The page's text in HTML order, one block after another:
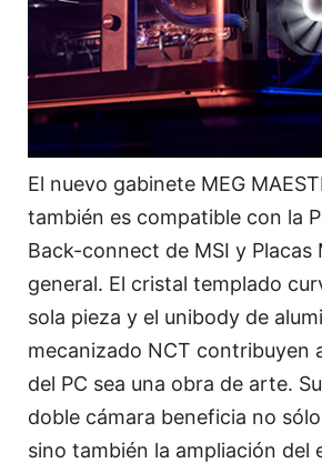
El nuevo gabinete MEG
también es compatible con la
Back-connect de MSI y Placas
general. El cristal templado
sola pieza y el unibody de
mecanizado NCT contribuyen
del PC sea una obra de arte.
doble cámara beneficia no
sino también la ampliación del